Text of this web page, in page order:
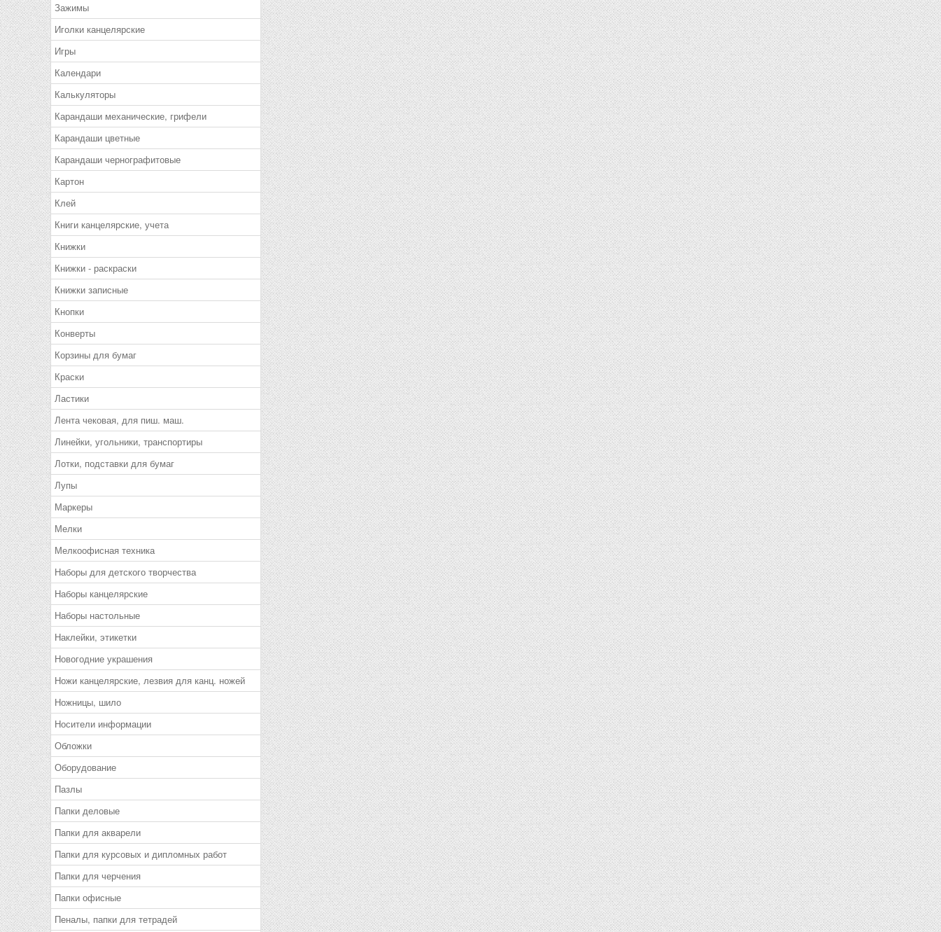
Зажимы
Иголки канцелярские
Игры
Календари
Калькуляторы
Карандаши механические, грифели
Карандаши цветные
Карандаши чернографитовые
Картон
Клей
Книги канцелярские, учета
Книжки
Книжки - раскраски
Книжки записные
Кнопки
Конверты
Корзины для бумаг
Краски
Ластики
Лента чековая, для пиш. маш.
Линейки, угольники, транспортиры
Лотки, подставки для бумаг
Лупы
Маркеры
Мелки
Мелкоофисная техника
Наборы для детского творчества
Наборы канцелярские
Наборы настольные
Наклейки, этикетки
Новогодние украшения
Ножи канцелярские, лезвия для канц. ножей
Ножницы, шило
Носители информации
Обложки
Оборудование
Пазлы
Папки деловые
Папки для акварели
Папки для курсовых и дипломных работ
Папки для черчения
Папки офисные
Пеналы, папки для тетрадей